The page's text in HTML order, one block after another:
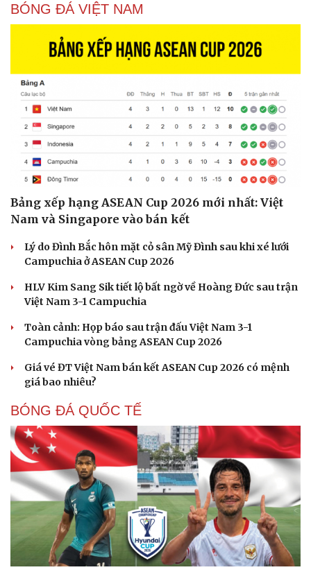
BÓNG ĐÁ VIỆT NAM
Bảng xếp hạng ASEAN Cup 2026 mới nhất: Việt
Nam và Singapore vào bán kết
Lý do Đình Bắc hôn mặt cỏ sân Mỹ Đình sau khi xé lưới
Campuchia ở ASEAN Cup 2026
HLV Kim Sang Sik tiết lộ bất ngờ về Hoàng Đức sau trận
Việt Nam 3-1 Campuchia
Toàn cảnh: Họp báo sau trận đấu Việt Nam 3-1
Campuchia vòng bảng ASEAN Cup 2026
Giá vé ĐT Việt Nam bán kết ASEAN Cup 2026 có mệnh
giá bao nhiêu?
BÓNG ĐÁ QUỐC TẾ